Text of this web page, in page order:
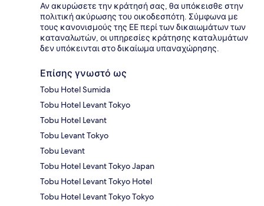
Αν ακυρώσετε την κράτησή σας, θα υπόκεισθε στην
πολιτική ακύρωσης του οικοδεσπότη. Σύμφωνα με
τους κανονισμούς της ΕΕ περί των δικαιωμάτων των
καταναλωτών, οι υπηρεσίες κράτησης καταλυμάτων
δεν υπόκεινται στο δικαίωμα υπαναχώρησης.
Επίσης γνωστό ως
Tobu Hotel Sumida
Tobu Hotel Levant Tokyo
Tobu Hotel Levant
Tobu Levant Tokyo
Tobu Levant
Tobu Hotel Levant Tokyo Japan
Tobu Hotel Levant Tokyo Hotel
Tobu Hotel Levant Tokyo Tokyo